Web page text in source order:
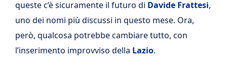
queste c’è sicuramente il futuro di Davide Frattesi,
uno dei nomi più discussi in questo mese. Ora,
però, qualcosa potrebbe cambiare tutto, con
l’inserimento improvviso della Lazio.